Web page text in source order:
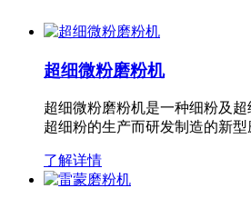
超细微粉磨粉机
超细微粉磨粉机是一种细粉及
超细粉的生产而研发制造的新
了解详情